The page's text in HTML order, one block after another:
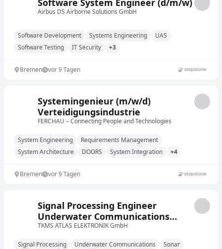
Software System Engineer (d/m/w)
Airbus DS Airborne Solutions GmbH
Software Development Systems Engineering
UAS
Software Testing
IT Security +3
Bremen vor 9 Tagen
Systemingenieur (m/w/d)
Verteidigungsindustrie
FERCHAU – Connecting People and Technologies
System Engineering
Requirements Management
System Architecture
DOORS System Integration +4
Bremen vor 9 Tagen
Signal Processing Engineer
Underwater Communications
(m/w/d)
TKMS ATLAS ELEKTRONIK GmbH
Signal Processing Underwater Communications
Sonar